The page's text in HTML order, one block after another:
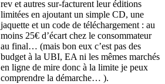
rev et autres sur-facturent leur éditions
limitées en ajoutant un simple CD, une
jaquette et un code de téléchargement : au
moins 25€ d’écart chez le consommateur
au final… (mais bon eux c’est pas des
budget à la UBI, EA ni les mêmes marchés
en ligne de mire donc à la limite je peux
comprendre la démarche… ).